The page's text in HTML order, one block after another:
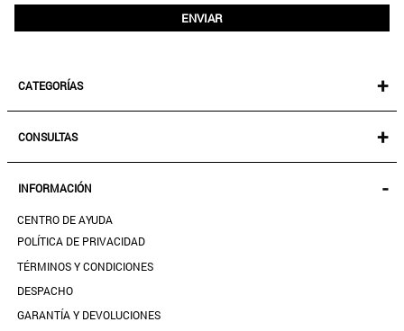
ENVIAR
CATEGORÍAS +
MUJER
ACCESORIOS
CALZADO
SALE
CONSULTAS +
SEGUIR MI PEDIDO
DESCARGA TU BOLETA AQUÍ
MIS FAVORITOS
GUÍA DE TALLAS
CONTACTANOS
TIENDAS
INFORMACIÓN -
CENTRO DE AYUDA
POLÍTICA DE PRIVACIDAD
TÉRMINOS Y CONDICIONES
DESPACHO
GARANTÍA Y DEVOLUCIONES